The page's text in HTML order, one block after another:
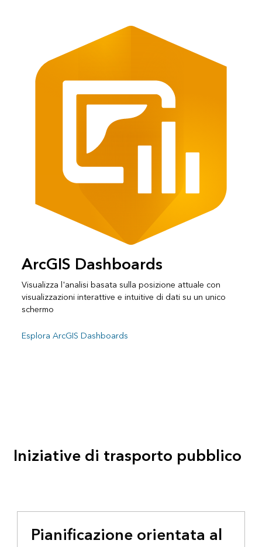
ArcGIS Dashboards
Visualizza l'analisi basata sulla posizione attuale con
visualizzazioni interattive e intuitive di dati su un unico
schermo
Esplora ArcGIS Dashboards
Iniziative di trasporto pubblico
Pianificazione orientata al